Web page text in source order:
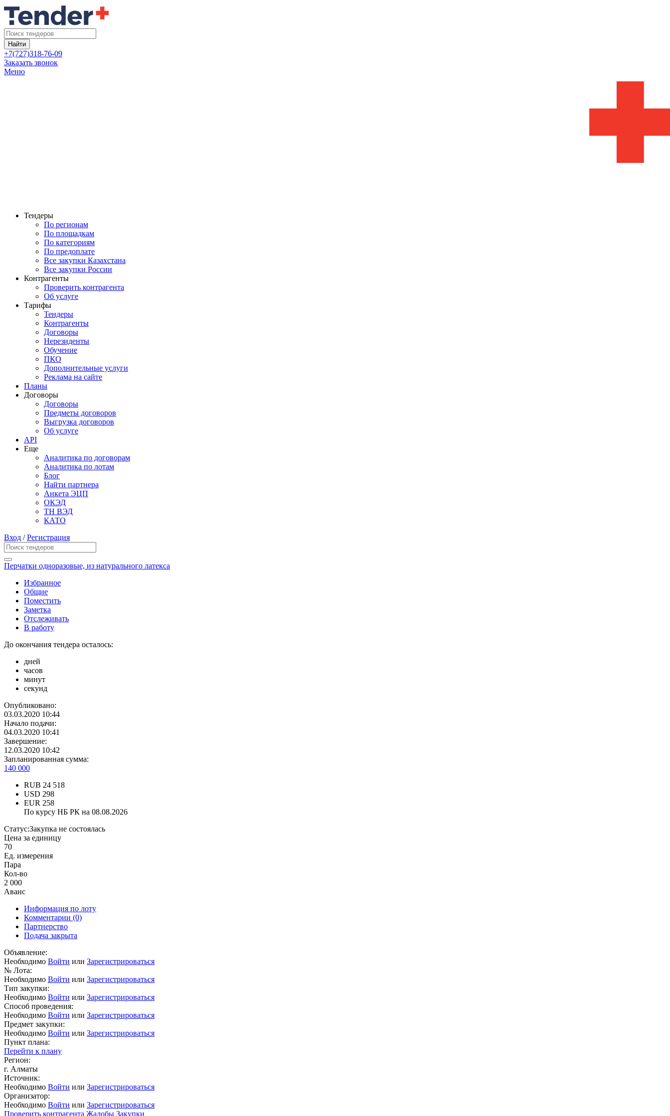
Найти
+7(727)318-76-09
Заказать звонок
Меню
Тендеры
По регионам
По площадкам
По категориям
По предоплате
Все закупки Казахстана
Все закупки России
Контрагенты
Проверить контрагента
Об услуге
Тарифы
Тендеры
Контрагенты
Договоры
Нерезиденты
Обучение
ПКО
Дополнительные услуги
Реклама на сайте
Планы
Договоры
Договоры
Предметы договоров
Выгрузка договоров
Об услуге
API
Еще
Аналитика по договорам
Аналитика по лотам
Блог
Найти партнера
Анкета ЭЦП
ОКЭД
ТН ВЭД
КАТО
Вход /Регистрация
Перчатки одноразовые, из натурального латекса
Избранное
Общие
Поместить
Заметка
Отслеживать
В работу
До окончания тендера осталось:
дней
часов
минут
секунд
Опубликовано:
03.03.2020 10:44
Начало подачи:
04.03.2020 10:41
Завершение:
12.03.2020 10:42
Запланированная сумма:
140 000
RUB 24 518
USD 298
EUR 258
По курсу НБ РК на 08.08.2026
Статус:Закупка не состоялась
Цена за единицу
70
Ед. измерения
Пара
Кол-во
2 000
Аванс
Информация по лоту
Комментарии (0)
Партнерство
Подача закрыта
Объявление:
Необходимо Войти или Зарегистрироваться
№ Лота:
Необходимо Войти или Зарегистрироваться
Тип закупки:
Необходимо Войти или Зарегистрироваться
Способ проведения:
Необходимо Войти или Зарегистрироваться
Предмет закупки:
Необходимо Войти или Зарегистрироваться
Пункт плана:
Перейти к плану
Регион:
г. Алматы
Источник:
Необходимо Войти или Зарегистрироваться
Организатор:
Необходимо Войти или Зарегистрироваться
Проверить контрагента Жалобы Закупки